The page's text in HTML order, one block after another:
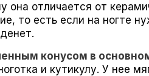
она отличается от
то есть если на ногте
конусом в
и кутикулу. У нее